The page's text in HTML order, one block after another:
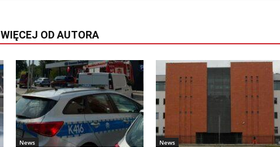
WIĘCEJ OD AUTORA
News News